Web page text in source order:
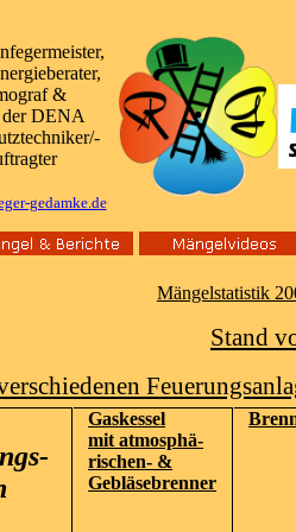
&
der DENA
gedamke.de
Mängelstatistik
Stand
Gaskessel
mit atmosphä-
rischen- &
Gebläsebrenner